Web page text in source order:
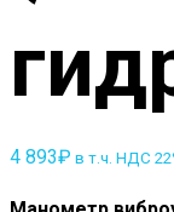
4 893₽ в т.ч. НДС